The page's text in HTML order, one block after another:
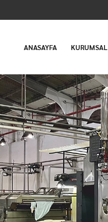
ANASAYFA KURUMSAL